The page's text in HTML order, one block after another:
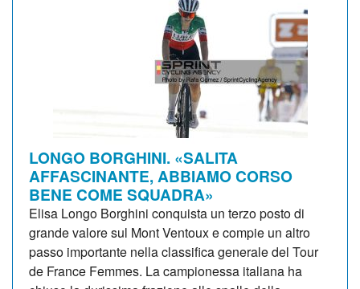
LONGO BORGHINI. «SALITA
AFFASCINANTE, ABBIAMO CORSO
BENE COME SQUADRA»
Elisa Longo Borghini conquista un terzo posto di
grande valore sul Mont Ventoux e compie un altro
passo importante nella classifica generale del Tour
de France Femmes. La campionessa italiana ha